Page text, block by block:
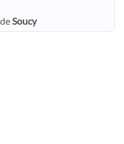
deSoucy